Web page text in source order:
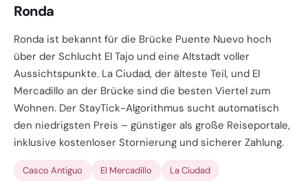
Ronda
Ronda ist bekannt für die Brücke Puente Nuevo hoch
über der Schlucht El Tajo und eine Altstadt voller
Aussichtspunkte. La Ciudad, der älteste Teil, und El
Mercadillo an der Brücke sind die besten Viertel zum
Wohnen. Der StayTick-Algorithmus sucht automatisch
den niedrigsten Preis – günstiger als große Reiseportale,
inklusive kostenloser Stornierung und sicherer Zahlung.
Casco Antiguo El Mercadillo La Ciudad